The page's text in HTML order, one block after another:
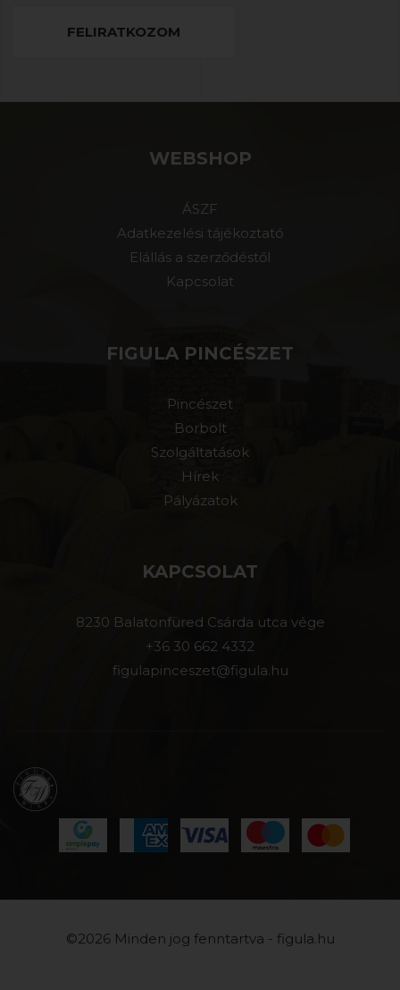
FELIRATKOZOM
WEBSHOP
ÁSZF
Adatkezelési tájékoztató
Elállás a szerződéstől
Kapcsolat
FIGULA PINCÉSZET
Pincészet
Borbolt
Szolgáltatások
Hírek
Pályázatok
KAPCSOLAT
8230 Balatonfüred Csárda utca vége
+36 30 662 4332
figulapinceszet@figula.hu
©2026 Minden jog fenntartva - figula.hu